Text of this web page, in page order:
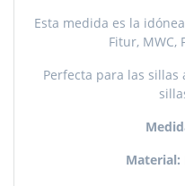
Esta medida es la
Fitur, MWC,
Perfecta para las
Material: